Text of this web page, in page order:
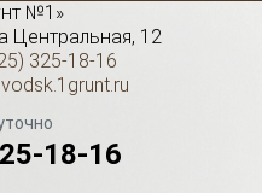
№1»
Центральная, 12
325-18-16
18-16